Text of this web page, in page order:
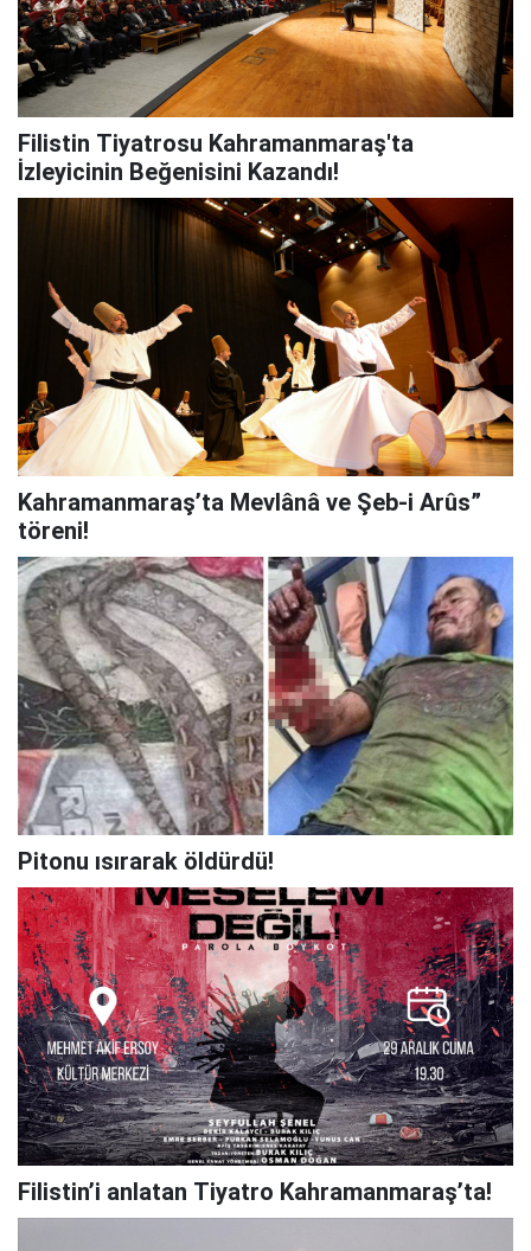
Filistin Tiyatrosu Kahramanmaraş'ta
İzleyicinin Beğenisini Kazandı!
Kahramanmaraş’ta Mevlânâ ve Şeb-i Arûs”
töreni!
Pitonu ısırarak öldürdü!
Filistin’i anlatan Tiyatro Kahramanmaraş’ta!